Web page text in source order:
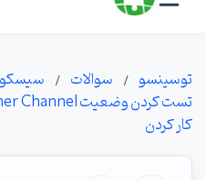
توسینسو سوالات
سیسکو
کار کردن